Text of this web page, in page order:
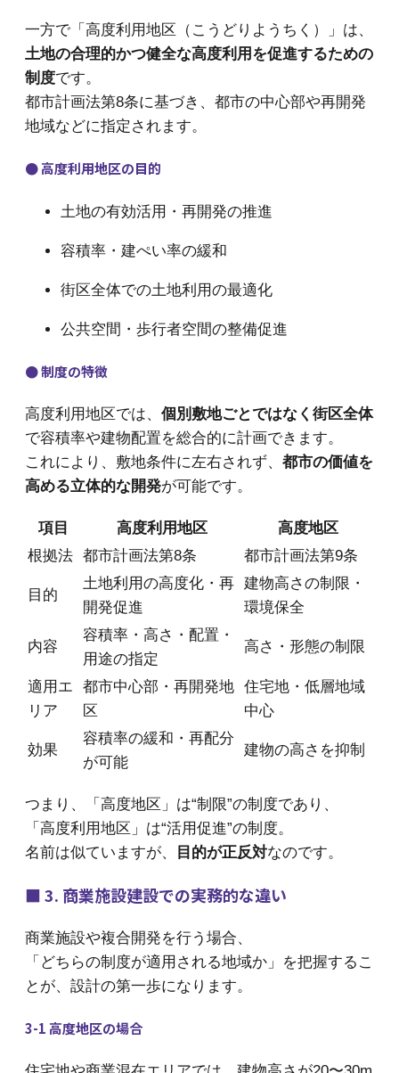
一方で「高度利用地区（こうどりようちく）」は、
土地の合理的かつ健全な高度利用を促進するための
制度です。
都市計画法第8条に基づき、都市の中心部や再開発
地域などに指定されます。
● 高度利用地区の目的
土地の有効活用・再開発の推進
容積率・建ぺい率の緩和
街区全体での土地利用の最適化
公共空間・歩行者空間の整備促進
● 制度の特徴
高度利用地区では、 個別敷地ごとではなく街区全体
で容積率や建物配置を総合的に計画できます。
これにより、敷地条件に左右されず、 都市の価値を
高める立体的な開発が可能です。
項目 高度利用地区
高度地区
根拠法 都市計画法第8条 都市計画法第9条
目的
土地利用の高度化・再
開発促進
建物高さの制限・
環境保全
内容
容積率・高さ・配置・
用途の指定
高さ・形態の制限
適用エ
リア
都市中心部・再開発地
区
住宅地・低層地域
中心
効果
容積率の緩和・再配分
が可能
建物の高さを抑制
つまり、「高度地区」は“制限”の制度であり、
「高度利用地区」は“活用促進”の制度。
名前は似ていますが、
目的が正反対なのです。
■ 3. 商業施設建設での実務的な違い
商業施設や複合開発を行う場合、
「どちらの制度が適用される地域か」を把握するこ
とが、設計の第一歩になります。
3-1 高度地区の場合